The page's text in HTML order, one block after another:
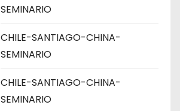
SEMINARIO
CHILE-SANTIAGO-CHINA-
SEMINARIO
CHILE-SANTIAGO-CHINA-
SEMINARIO